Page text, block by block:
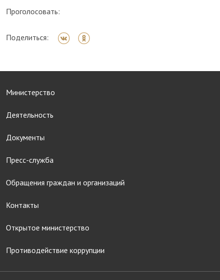
Проголосовать:
Поделиться:
Министерство
Деятельность
Документы
Пресс-служба
Обращения граждан и организаций
Контакты
Открытое министерство
Противодействие коррупции